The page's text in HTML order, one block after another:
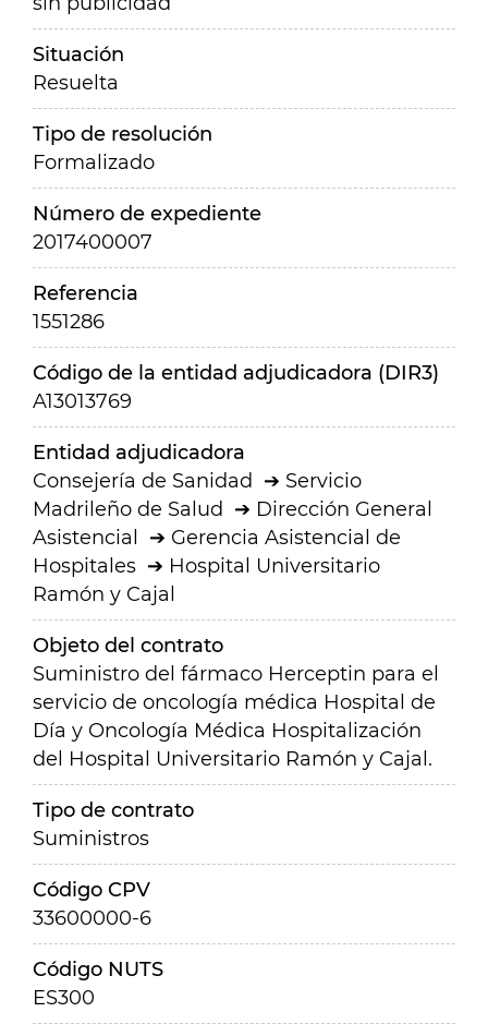
Situación
Resuelta
Tipo de resolución
Formalizado
Número de expediente
2017400007
Referencia
1551286
Código de la entidad adjudicadora (DIR3)
A13013769
Entidad adjudicadora
Consejería de Sanidad
Servicio
Madrileño de Salud
Dirección General
Asistencial
Gerencia Asistencial de
Hospitales
Hospital Universitario
Ramón y Cajal
Objeto del contrato
Suministro del fármaco Herceptin para el
servicio de oncología médica Hospital de
Día y Oncología Médica Hospitalización
del Hospital Universitario Ramón y Cajal.
Tipo de contrato
Suministros
Código CPV
33600000-6
Código NUTS
ES300